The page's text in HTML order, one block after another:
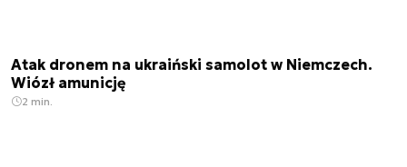
Atak dronem na ukraiński samolot w Niemczech.
Wiózł amunicję
2 min.